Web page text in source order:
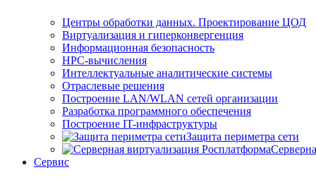
Центры обработки данных. Проектирование ЦОД
Виртуализация и гиперконвергенция
Информационная безопасность
HPC-вычисления
Интеллектуальные аналитические системы
Отраслевые решения
Построение LAN/WLAN сетей организации
Разработка программного обеспечения
Построение IT-инфраструктуры
Защита периметра сети
Сервис